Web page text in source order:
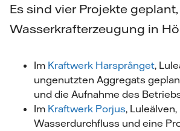
Es sind vier Projekte
Wasserkrafterzeugung in
Im Kraftwerk Harsprånget,
ungenutzten Aggregats
und die Aufnahme des
Im Kraftwerk Porjus,
Wasserdurchfluss und eine